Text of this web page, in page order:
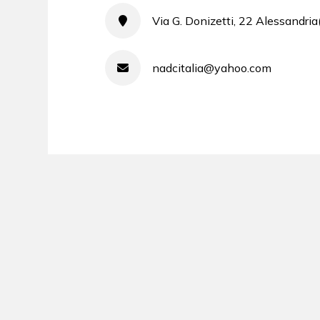
Via G. Donizetti, 22
nadcitalia@yahoo.com